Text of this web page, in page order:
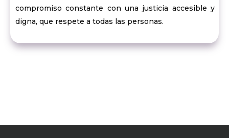
compromiso constante con una justicia accesible y
digna, que respete a todas las personas.